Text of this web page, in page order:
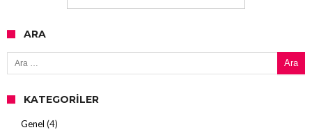
ARA
Arama:
KATEGORILER
Genel (4)